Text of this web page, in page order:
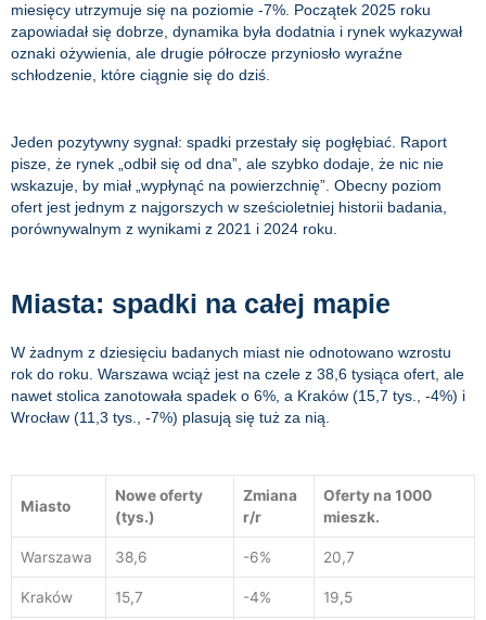
miesięcy utrzymuje się na poziomie -7%. Początek 2025 roku
zapowiadał się dobrze, dynamika była dodatnia i rynek wykazywał
oznaki ożywienia, ale drugie półrocze przyniosło wyraźne
schłodzenie, które ciągnie się do dziś.
Jeden pozytywny sygnał: spadki przestały się pogłębiać. Raport
pisze, że rynek „odbił się od dna”, ale szybko dodaje, że nic nie
wskazuje, by miał „wypłynąć na powierzchnię”. Obecny poziom
ofert jest jednym z najgorszych w sześcioletniej historii badania,
porównywalnym z wynikami z 2021 i 2024 roku.
Miasta: spadki na całej mapie
W żadnym z dziesięciu badanych miast nie odnotowano wzrostu
rok do roku. Warszawa wciąż jest na czele z 38,6 tysiąca ofert, ale
nawet stolica zanotowała spadek o 6%, a Kraków (15,7 tys., -4%) i
Wrocław (11,3 tys., -7%) plasują się tuż za nią.
Miasto
Nowe oferty
(tys.)
Zmiana
r/r
Oferty na 1000
mieszk.
Warszawa 38,6 -6% 20,7
Kraków 15,7 -4% 19,5